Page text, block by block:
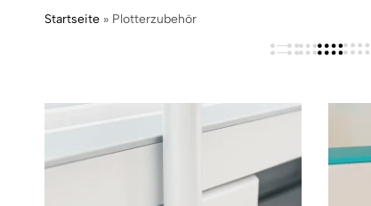
Startseite » Plotterzubehör